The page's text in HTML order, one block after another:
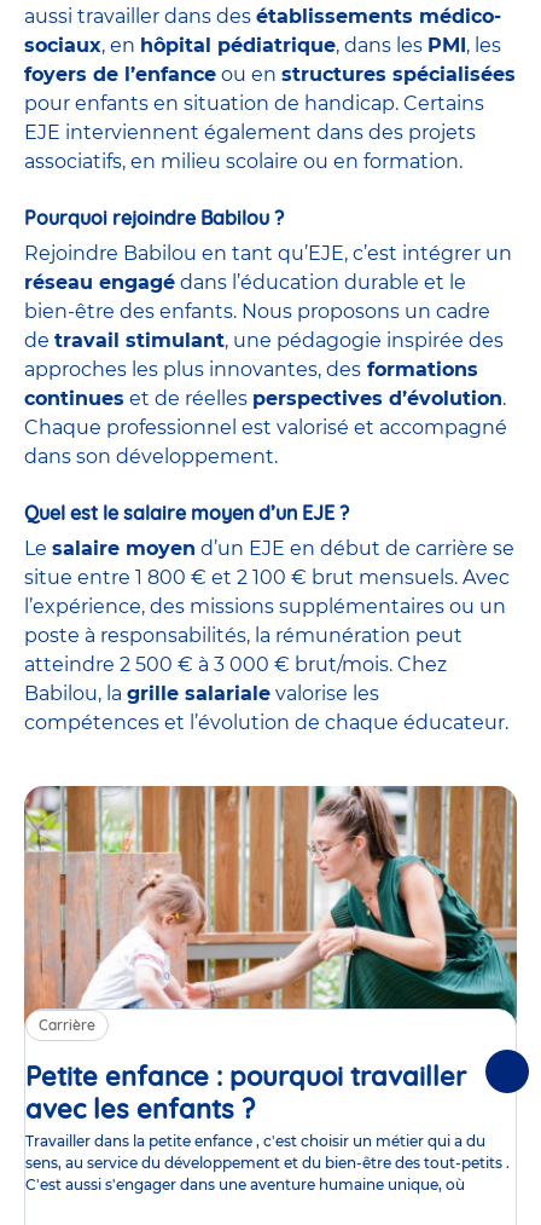
aussi travailler dans des établissements médico-
sociaux, en hôpital pédiatrique, dans les PMI, les
foyers de l’enfance ou en structures spécialisées
pour enfants en situation de handicap. Certains
EJE interviennent également dans des projets
associatifs, en milieu scolaire ou en formation.
Pourquoi rejoindre Babilou ?
Rejoindre Babilou en tant qu’EJE, c’est intégrer un
réseau engagé dans l’éducation durable et le
bien-être des enfants. Nous proposons un cadre
de travail stimulant, une pédagogie inspirée des
approches les plus innovantes, des formations
continues et de réelles perspectives d’évolution.
Chaque professionnel est valorisé et accompagné
dans son développement.
Quel est le salaire moyen d’un EJE ?
Le salaire moyen d’un EJE en début de carrière se
situe entre 1 800 € et 2 100 € brut mensuels. Avec
l’expérience, des missions supplémentaires ou un
poste à responsabilités, la rémunération peut
atteindre 2 500 € à 3 000 € brut/mois. Chez
Babilou, la grille salariale valorise les
compétences et l’évolution de chaque éducateur.
Carrière
Petite enfance : pourquoi travailler
avec les enfants ?Article
Travailler dans la petite enfance , c'est choisir un métier qui a du
sens, au service du développement et du bien-être des tout-petits .
C'est aussi s'engager dans une aventure humaine unique, où